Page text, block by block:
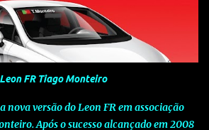
Inteligência Artificial (IA), o novo XPENG
inteligente avançada, um espaço
e grande versatilidade para viagens,
do quotidiano europeu e refletindo o
prazo da XPENG com a mobilidade
O novo XPENG P7+ destaca-se
TURING AI, que oferece até 750 TOPS
FR Tiago Monteiro
nova versão do Leon FR em associação
Após o sucesso alcançado em 2008